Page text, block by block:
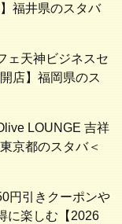
福井県のスタバ
ェ天神ビジネスセ
店】福岡県のス
LOUNGE 吉祥
京都のスタバ＜
円引きクーポンや
に楽しむ【2026